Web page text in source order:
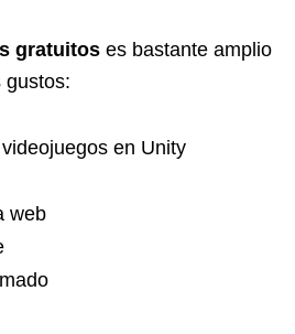
gratuitos es bastante amplio
gustos:
en Unity
web